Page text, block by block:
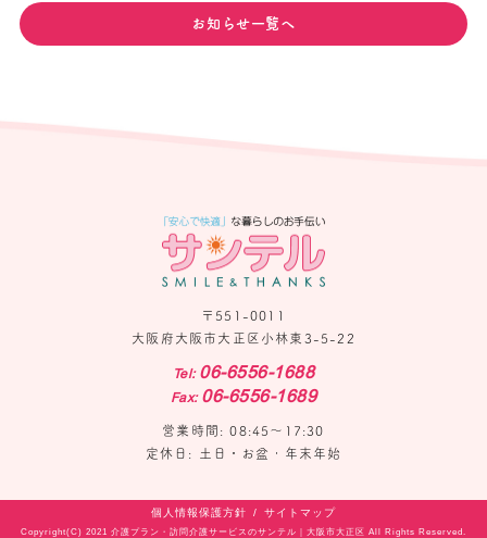
お知らせ一覧へ
〒551-0011
大阪府大阪市大正区小林東3-5-22
Tel: 06-6556-1688
Fax: 06-6556-1689
営業時間: 08:45〜17:30
定休日: 土日・お盆・年末年始
Copyright(C) 2021 介護プラン・訪問介護サービスのサンテル｜大阪市大正区 All Rights Reserved.
個人情報保護方針 サイトマップ